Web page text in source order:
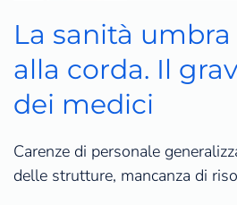
La sanità
alla corda. Il
dei medici
Carenze di personale
delle strutture, mancanza di